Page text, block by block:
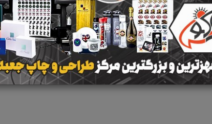
نتایج جستجو برای برچسبتعمیرات برق ارومیه